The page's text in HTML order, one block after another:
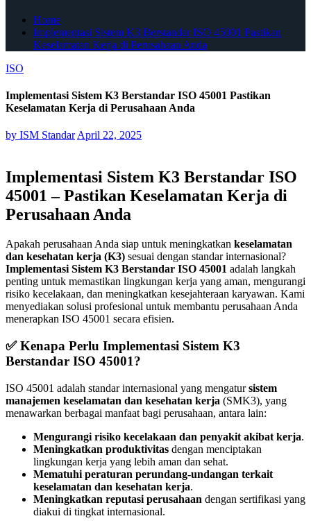
Home
Implementasi Sistem K3 Berstandar ISO 45001 Pastikan
Keselamatan Kerja di Perusahaan Anda
ISO
Implementasi Sistem K3 Berstandar ISO 45001 Pastikan
Keselamatan Kerja di Perusahaan Anda
by ISM Standar April 22, 2025
Implementasi Sistem K3 Berstandar ISO
45001 – Pastikan Keselamatan Kerja di
Perusahaan Anda
Apakah perusahaan Anda siap untuk meningkatkan keselamatan
dan kesehatan kerja (K3) sesuai dengan standar internasional?
Implementasi Sistem K3 Berstandar ISO 45001 adalah langkah
penting untuk memastikan lingkungan kerja yang aman, mengurangi
risiko kecelakaan, dan meningkatkan kesejahteraan karyawan. Kami
menyediakan solusi profesional untuk membantu perusahaan Anda
menerapkan ISO 45001 secara efisien.
✅ Kenapa Perlu Implementasi Sistem K3
Berstandar ISO 45001?
ISO 45001 adalah standar internasional yang mengatursistem
manajemen keselamatan dan kesehatan kerja (SMK3), yang
menawarkan berbagai manfaat bagi perusahaan, antara lain:
Mengurangi risiko kecelakaan dan penyakit akibat kerja.
Meningkatkan produktivitas dengan menciptakan
lingkungan kerja yang lebih aman dan sehat.
Mematuhi peraturan perundang-undangan terkait
keselamatan dan kesehatan kerja.
Meningkatkan reputasi perusahaan dengan sertifikasi yang
diakui di tingkat internasional.